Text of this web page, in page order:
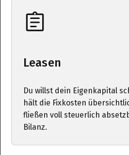
Leasen
Du willst dein Eigenkapital
hält die Fixkosten
fließen voll steuerlich
Bilanz.